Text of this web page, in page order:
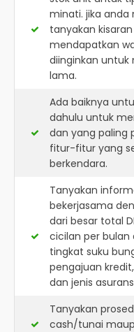
minati. jika
tanyakan
mendapatkan
diinginkan
lama.
Ada baiknya
dahulu untuk
dan yang paling
fitur-fitur yang
berkendara.
Tanyakan
bekerjasama
dari besar total
cicilan per
tingkat suku
pengajuan
dan jenis
Tanyakan
cash/tunai